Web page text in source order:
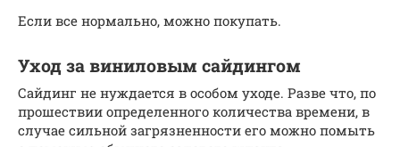
Если все нормально, можно покупать.
Уход за виниловым сайдингом
Сайдинг не нуждается в особом уходе. Разве что, по
прошествии определенного количества времени, в
случае сильной загрязненности его можно помыть